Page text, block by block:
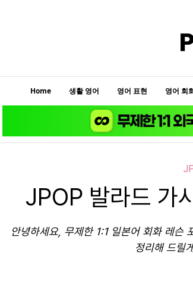
Home 생활 영어 영어 표현 영어 회
JPOP 발라드 가
안녕하세요, 무제한 1:1 일본어 회화 레슨
정리해 드릴